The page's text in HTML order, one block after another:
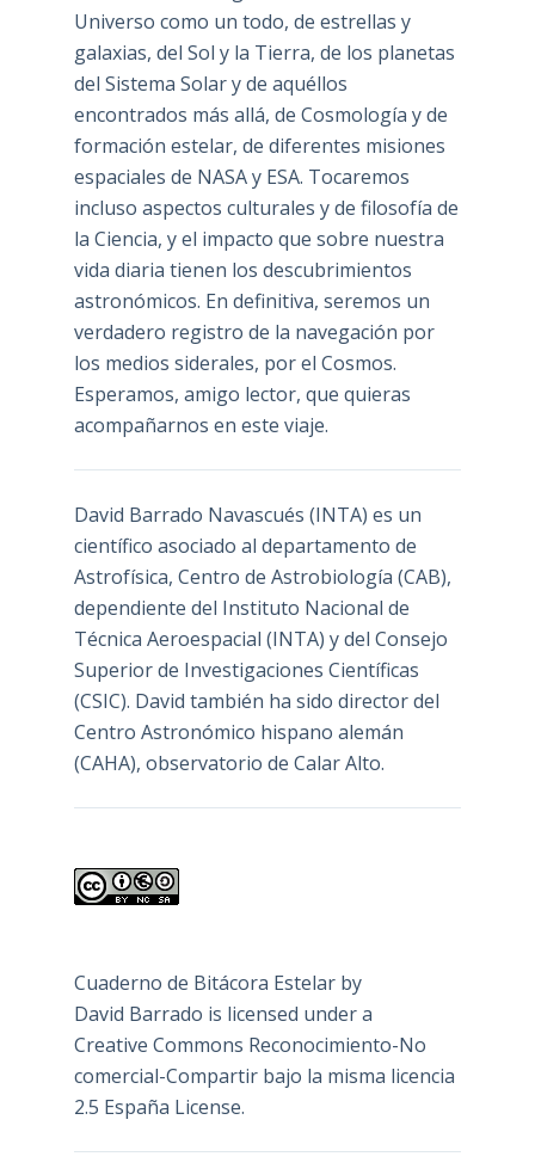
Universo como un todo, de estrellas y
galaxias, del Sol y la Tierra, de los planetas
del Sistema Solar y de aquéllos
encontrados más allá, de Cosmología y de
formación estelar, de diferentes misiones
espaciales de NASA y ESA. Tocaremos
incluso aspectos culturales y de filosofía de
la Ciencia, y el impacto que sobre nuestra
vida diaria tienen los descubrimientos
astronómicos. En definitiva, seremos un
verdadero registro de la navegación por
los medios siderales, por el Cosmos.
Esperamos, amigo lector, que quieras
acompañarnos en este viaje.
David Barrado Navascués (INTA) es un
científico asociado al departamento de
Astrofísica, Centro de Astrobiología (CAB),
dependiente del Instituto Nacional de
Técnica Aeroespacial (INTA) y del Consejo
Superior de Investigaciones Científicas
(CSIC). David también ha sido director del
Centro Astronómico hispano alemán
(CAHA), observatorio de Calar Alto.
Cuaderno de Bitácora Estelarby
David Barrado is licensed under a
Creative Commons Reconocimiento-No
comercial-Compartir bajo la misma licencia
2.5 España License.